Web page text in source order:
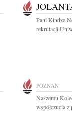
Pani Kindze
rekrutacji
POZNAŃ
Naszemu
współczucia